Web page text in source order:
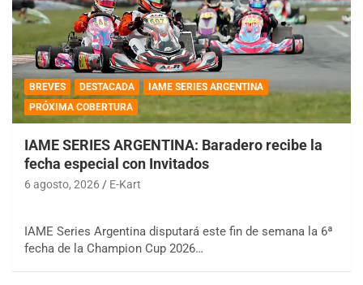
BREVES DESTACADA
IAME SERIES ARGENTINA
PRÓXIMA COBERTURA
IAME SERIES ARGENTINA: Baradero recibe la
fecha especial con Invitados
6 agosto, 2026 E-Kart
IAME Series Argentina disputará este fin de semana la 6ª
fecha de la Champion Cup 2026…